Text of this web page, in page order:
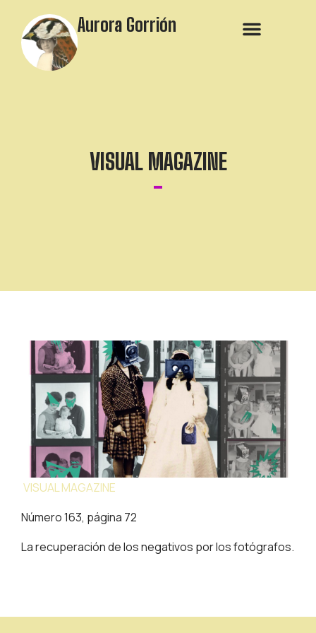
Aurora Gorrión
VISUAL MAGAZINE
VISUAL MAGAZINE
Número 163, página 72
La recuperación de los negativos por los fotógrafos.